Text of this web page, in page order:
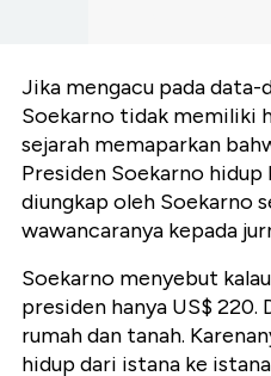
Jika mengacu pada data-
Soekarno tidak memiliki
sejarah memaparkan
Presiden Soekarno hidup
diungkap oleh Soekarno
wawancaranya kepada
Soekarno menyebut
presiden hanya US$
rumah dan tanah.
hidup dari istana ke